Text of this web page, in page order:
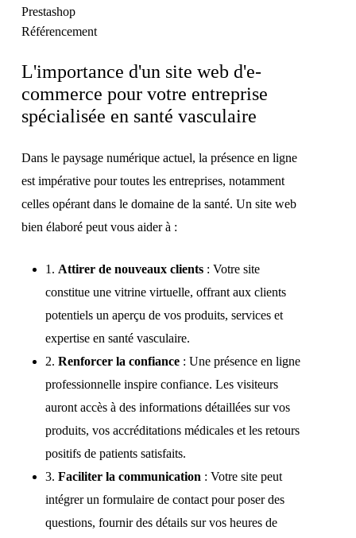
Prestashop
Référencement
L'importance d'un site web d'e-
commerce pour votre entreprise
spécialisée en santé vasculaire
Dans le paysage numérique actuel, la présence en ligne
est impérative pour toutes les entreprises, notamment
celles opérant dans le domaine de la santé. Un site web
bien élaboré peut vous aider à :
1. Attirer de nouveaux clients: Votre site
constitue une vitrine virtuelle, offrant aux clients
potentiels un aperçu de vos produits, services et
expertise en santé vasculaire.
2. Renforcer la confiance: Une présence en ligne
professionnelle inspire confiance. Les visiteurs
auront accès à des informations détaillées sur vos
produits, vos accréditations médicales et les retours
positifs de patients satisfaits.
3. Faciliter la communication : Votre site peut
intégrer un formulaire de contact pour poser des
questions, fournir des détails sur vos heures de